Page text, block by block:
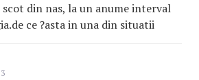
din nas, la un anume interval
ce ?asta in una din situatii